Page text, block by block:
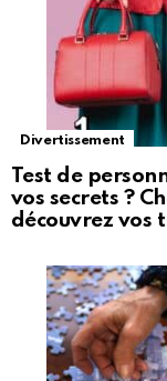
Divertissement
Test de
vos secrets ?
découvrez vos